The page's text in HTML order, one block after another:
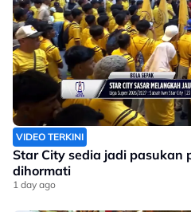
VIDEO TERKINI
Star City sedia jadi pasukan
dihormati
1 day ago